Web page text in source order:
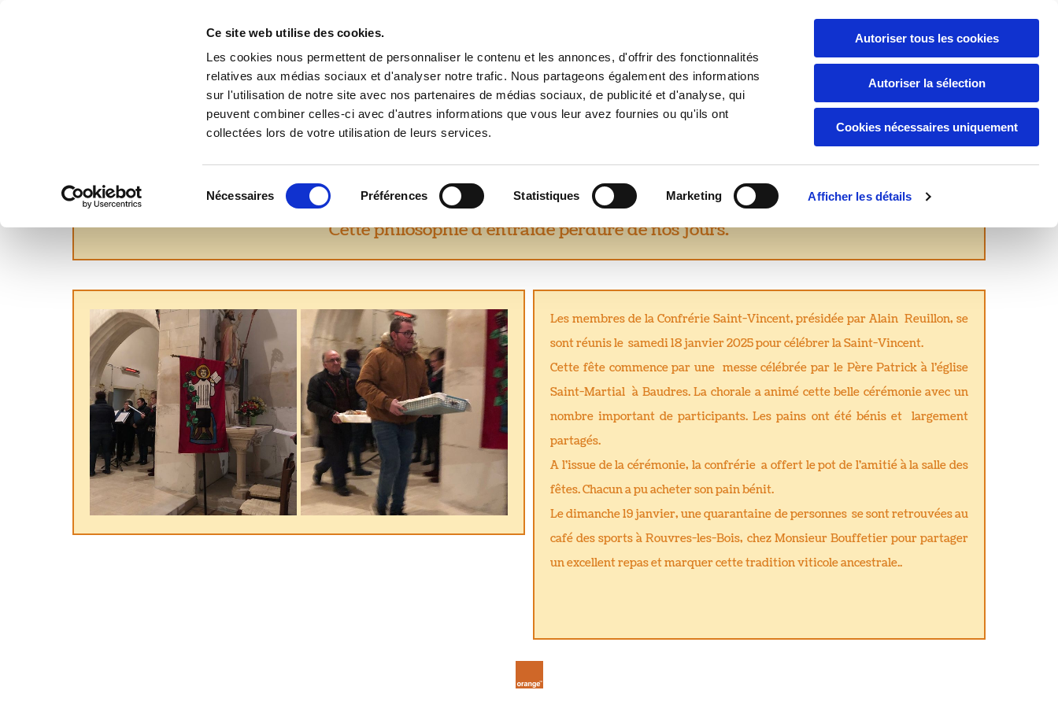
Ce site web utilise des cookies.
Les cookies nous permettent de personnaliser le contenu et les annonces, d'offrir des fonctionnalités
relatives aux médias sociaux et d'analyser notre trafic. Nous partageons également des informations
sur l'utilisation de notre site avec nos partenaires de médias sociaux, de publicité et d'analyse, qui
peuvent combiner celles-ci avec d'autres informations que vous leur avez fournies ou qu'ils ont
collectées lors de votre utilisation de leurs services.
du
Nécessaires Préférences Statistiques Marketing Afficher les détails
Autoriser tous les cookies
Autoriser la sélection
Cookies nécessaires uniquement
Ici, la MÉTÉO
Découvrir la Commune Travaux : projets et réalisations
Vivre à Baudres Avis des internautes Contact Archives
Fêté le 22 janvier, Saint Vincent est le saint patron des vignerons, et représente la solidarité entre vignerons.
Cette philosophie d'entraide perdure de nos jours.
Les membres de la Confrérie Saint-Vincent, présidée par Alain Reuillon, se
sont réunis le samedi 18 janvier 2025 pour célébrer la Saint-Vincent.
Cette fête commence par une messe célébrée par le Père Patrick à l'église
Saint-Martial à Baudres. La chorale a animé cette belle cérémonie avec un
nombre important de participants. Les pains ont été bénis et largement
partagés.
A l'issue de la cérémonie, la confrérie a offert le pot de l'amitié à la salle des
fêtes. Chacun a pu acheter son pain bénit.
Le dimanche 19 janvier, une quarantaine de personnes se sont retrouvées au
café des sports à Rouvres-les-Bois, chez Monsieur Bouffetier pour partager
un excellent repas et marquer cette tradition viticole ancestrale..